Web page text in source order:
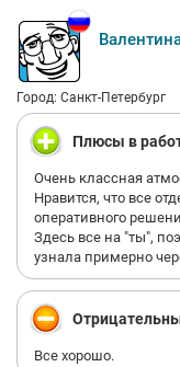
Город: Санкт-Петербург
Плюсы в
Очень классная
Нравится, что все
оперативного
Здесь все на "ты",
узнала примерно
Все хорошо.